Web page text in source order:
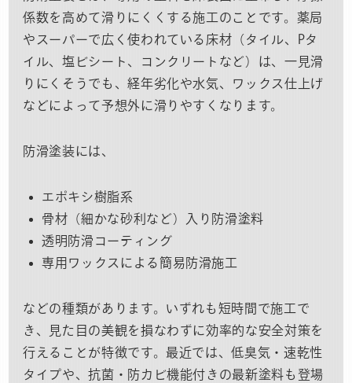
係数を高めて滑りにくくする施工のことです。薬局
やスーパーで広く使われている床材（タイル、Pタ
イル、塩ビシート、コンクリートなど）は、一見滑
りにくそうでも、経年劣化や水気、ワックス仕上げ
などによって予想外に滑りやすくなります。
防滑塗装には、
エポキシ樹脂系
骨材（細かな砂利など）入り防滑塗料
透明防滑コーティング
専用ワックスによる簡易防滑施工
などの種類があります。いずれも短時間で施工で
き、見た目の美観を損なわずに効率的な安全対策を
行えることが特徴です。最近では、低臭気・速乾性
タイプや、抗菌・防カビ機能付きの最新塗料も登場